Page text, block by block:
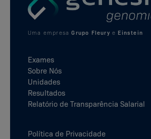
Uma empresaGrupo Fleury e Einstein
Exames
Sobre Nós
Unidades
Resultados
Relatório de Transparência Salarial
Política de Privacidade